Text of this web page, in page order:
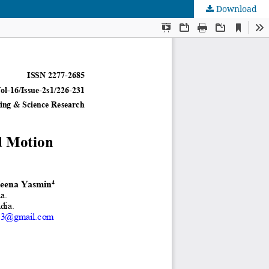
Download